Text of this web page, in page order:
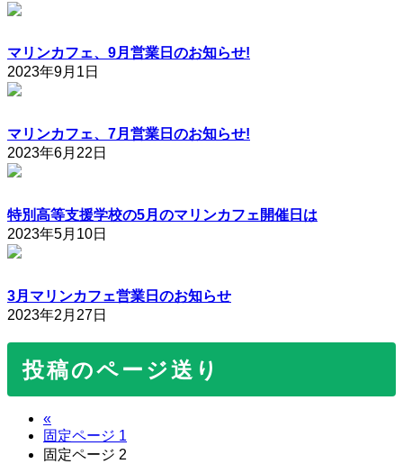
マリンカフェ、9月営業日のお知らせ!
2023年9月1日
マリンカフェ、7月営業日のお知らせ!
2023年6月22日
特別高等支援学校の5月のマリンカフェ開催日は
2023年5月10日
3月マリンカフェ営業日のお知らせ
2023年2月27日
投稿のページ送り
«
固定ページ 1
固定ページ 2